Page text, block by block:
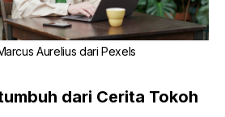
Aurelius dari Pexels
dari Cerita Tokoh